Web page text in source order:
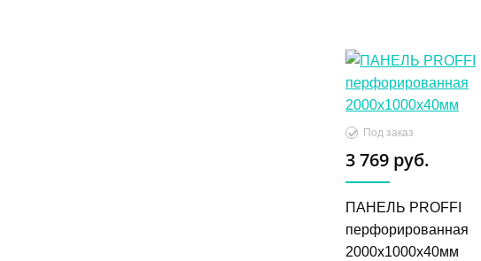
Под заказ
3 769 руб.
ПАНЕЛЬ PROFFI
перфорированная
2000х1000х40мм